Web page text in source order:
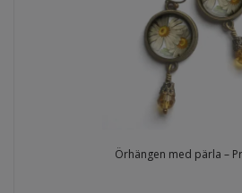
Örhängen med pärla –